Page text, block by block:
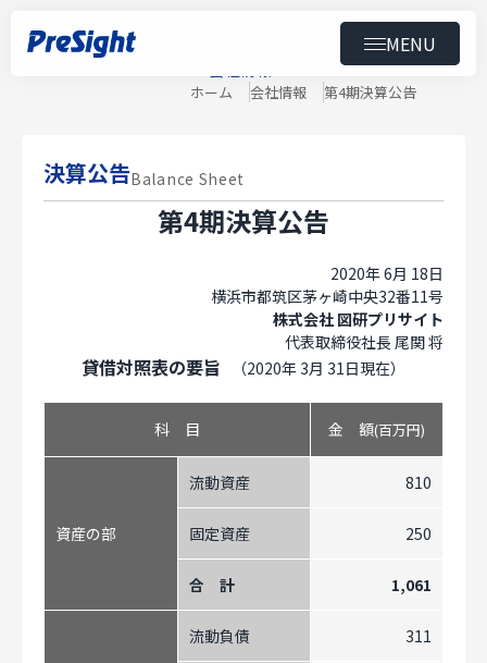
MENU
導入事例
ダウンロード
用語集採用情報
サイトのご利用にあたって
About Us
ホーム 会社情報 第4期決算公告
決算公告Balance Sheet
第4期決算公告
2020年 6月 18日
横浜市都筑区茅ヶ崎中央32番11号
株式会社 図研プリサイト
代表取締役社長 尾関 将
貸借対照表の要旨 （2020年 3月 31日現在）
科 目 金 額(百万円)
資産の部
流動資産 810
固定資産 250
合 計 1,061
流動負債 311